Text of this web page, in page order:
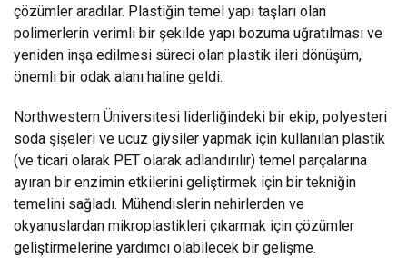
çözümler aradılar. Plastiğin temel yapı taşları olan
polimerlerin verimli bir şekilde yapı bozuma uğratılması ve
yeniden inşa edilmesi süreci olan plastik ileri dönüşüm,
önemli bir odak alanı haline geldi.
Northwestern Üniversitesi liderliğindeki bir ekip, polyesteri
soda şişeleri ve ucuz giysiler yapmak için kullanılan plastik
(ve ticari olarak PET olarak adlandırılır) temel parçalarına
ayıran bir enzimin etkilerini geliştirmek için bir tekniğin
temelini sağladı. Mühendislerin nehirlerden ve
okyanuslardan mikroplastikleri çıkarmak için çözümler
geliştirmelerine yardımcı olabilecek bir gelişme.